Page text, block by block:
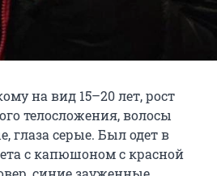
на вид 15–20 лет, рост
телосложения, волосы
глаза серые. Был одет в
с капюшоном с красной